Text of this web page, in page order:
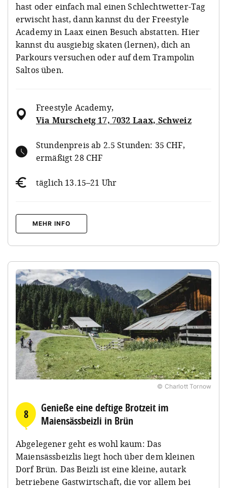
hast oder einfach mal einen Schlechtwetter-Tag
erwischt hast, dann kannst du der Freestyle
Academy in Laax einen Besuch abstatten. Hier
kannst du ausgiebig skaten (lernen), dich an
Parkours versuchen oder auf dem Trampolin
Saltos üben.
Freestyle Academy,
Via Murschetg 17, 7032 Laax, Schweiz
Stundenpreis ab 2.5 Stunden: 35 CHF,
ermäßigt 28 CHF
täglich 13.15–21 Uhr
MEHR INFO
© Charlott Tornow
8
Genieße eine deftige Brotzeit im
Maiensässbeizli in Brün
Abgelegener geht es wohl kaum: Das
Maiensässbeizlis liegt hoch über dem kleinen
Dorf Brün. Das Beizli ist eine kleine, autark
betriebene Gastwirtschaft, die vor allem bei